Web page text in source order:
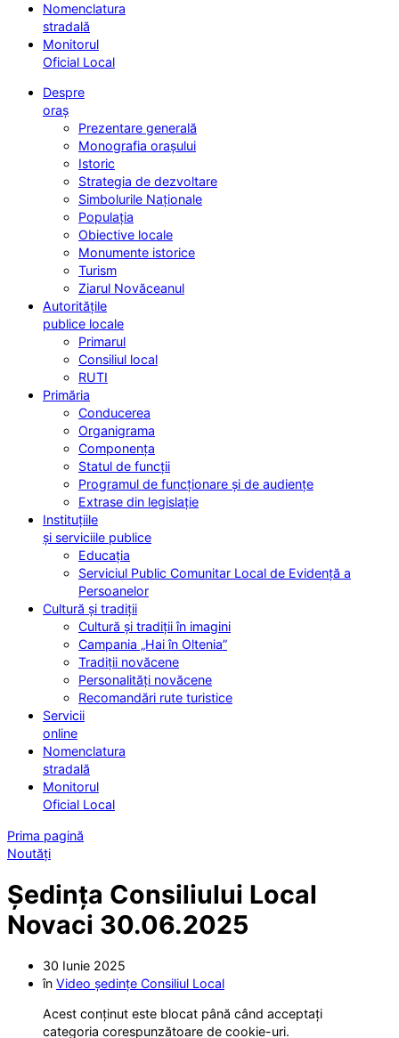
Nomenclatura
stradală
Monitorul
Oficial Local
Despre
oraș
Prezentare generală
Monografia orașului
Istoric
Strategia de dezvoltare
Simbolurile Naționale
Populația
Obiective locale
Monumente istorice
Turism
Ziarul Novăceanul
Autoritățile
publice locale
Primarul
Consiliul local
RUTI
Primăria
Conducerea
Organigrama
Componența
Statul de funcții
Programul de funcționare și de audiențe
Extrase din legislație
Instituțiile
și serviciile publice
Educația
Serviciul Public Comunitar Local de Evidență a
Persoanelor
Cultură și tradiții
Cultură și tradiții în imagini
Campania „Hai în Oltenia”
Tradiții novăcene
Personalități novăcene
Recomandări rute turistice
Servicii
online
Nomenclatura
stradală
Monitorul
Oficial Local
Prima pagină
Noutăți
Ședința Consiliului Local
Novaci 30.06.2025
30 Iunie 2025
în Video ședințe Consiliul Local
Acest conținut este blocat până când acceptați
categoria corespunzătoare de cookie-uri.